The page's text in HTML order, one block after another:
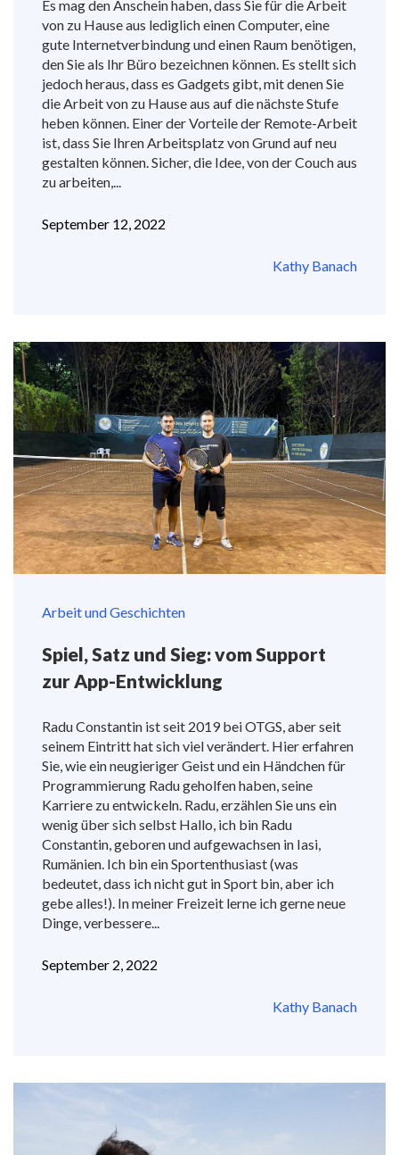
Es mag den Anschein haben, dass Sie für die Arbeit
von zu Hause aus lediglich einen Computer, eine
gute Internetverbindung und einen Raum benötigen,
den Sie als Ihr Büro bezeichnen können. Es stellt sich
jedoch heraus, dass es Gadgets gibt, mit denen Sie
die Arbeit von zu Hause aus auf die nächste Stufe
heben können. Einer der Vorteile der Remote-Arbeit
ist, dass Sie Ihren Arbeitsplatz von Grund auf neu
gestalten können. Sicher, die Idee, von der Couch aus
zu arbeiten,...
September 12, 2022
Kathy Banach
Arbeit und Geschichten
Spiel, Satz und Sieg: vom Support
zur App-Entwicklung
Radu Constantin ist seit 2019 bei OTGS, aber seit
seinem Eintritt hat sich viel verändert. Hier erfahren
Sie, wie ein neugieriger Geist und ein Händchen für
Programmierung Radu geholfen haben, seine
Karriere zu entwickeln. Radu, erzählen Sie uns ein
wenig über sich selbst Hallo, ich bin Radu
Constantin, geboren und aufgewachsen in Iasi,
Rumänien. Ich bin ein Sportenthusiast (was
bedeutet, dass ich nicht gut in Sport bin, aber ich
gebe alles!). In meiner Freizeit lerne ich gerne neue
Dinge, verbessere...
September 2, 2022
Kathy Banach